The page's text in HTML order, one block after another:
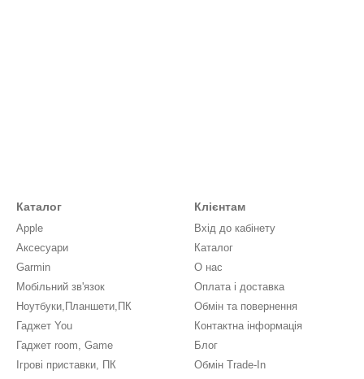
Каталог
Apple
Аксесуари
Garmin
Мобільний зв'язок
Ноутбуки,Планшети,ПК
Гаджет You
Гаджет room, Game
Ігрові приставки, ПК
Клієнтам
Вхід до кабінету
Каталог
О нас
Оплата і доставка
Обмін та повернення
Контактна інформація
Блог
Обмін Trade-In